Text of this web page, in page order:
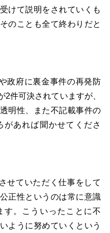
けて説明をされていくも
のことも全て終わりだと
政府に裏金事件の再発防
2件可決されていますが、
明性、また不記載事件の
あれば聞かせてくださ
せていただく仕事をして
正性というのは常に意識
す。こういったことに不
ように努めていくという